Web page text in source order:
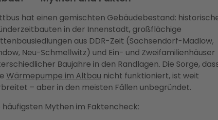
hat einen gemischten Gebäudebestand:
in der Innenstadt, großflächige
aus DDR-Zeit (Sachsendorf-Madlow,
Neu-Schmellwitz) und Ein- und Zweifamilienhäuser
Baujahre in den Randlagen. Die Sorge,
Wärmepumpe im Altbau nicht funktioniert, ist weit
– aber in den meisten Fällen unbegründet.
häufigsten Mythen im Faktencheck: